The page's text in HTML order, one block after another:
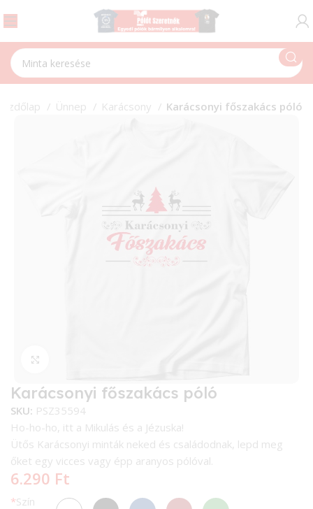
Ünnep Karácsony Karácsonyi főszakács póló
Karácsonyi főszakács póló
SKU: PSZ35594
Ho-ho-ho, itt a Mikulás és a Jézuska!
Ütős Karácsonyi minták neked és családodnak, lepd meg
őket egy vicces vagy épp aranyos pólóval.
6.290 Ft
*Szín